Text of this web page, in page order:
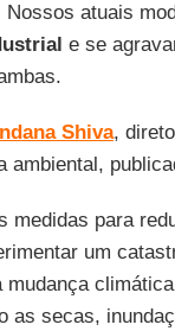
atuais
e se
Shiva,
ambiental,
medidas para
um
as secas,